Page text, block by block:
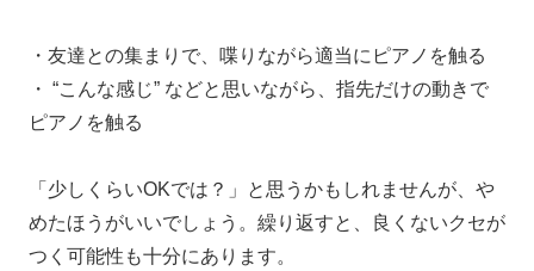
・友達との集まりで、喋りながら適当にピアノを触る
・ “こんな感じ” などと思いながら、指先だけの動きで
ピアノを触る
「少しくらいOKでは？」と思うかもしれませんが、 や
めたほうがいいでしょう。 繰り返すと、良くないクセが
つく可能性も十分にあります。